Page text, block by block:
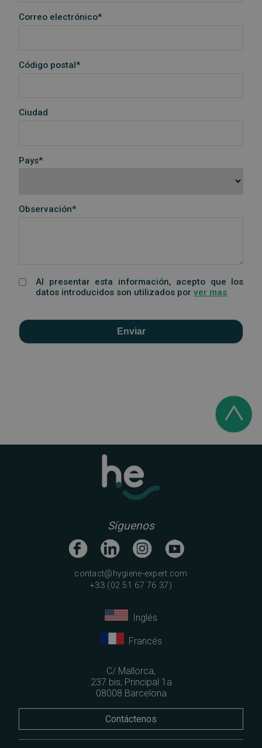
Correo electrónico*
Código postal*
Ciudad
Pays*
Observación*
Al presentar esta información, acepto que los
datos introducidos son utilizados por ver mas
Síguenos
contact@hygiene-expert.com
+33 (02 51 67 76 37)
Inglés
Francés
C/ Mallorca,
237 bis, Principal 1a
08008 Barcelona
Contáctenos